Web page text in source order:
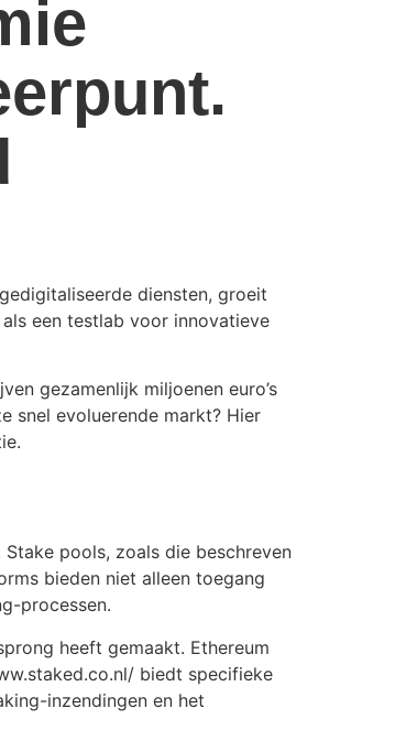
diensten, groeit
een testlab voor innovatieve
gezamenlijk miljoenen euro’s
snel evoluerende markt? Hier
pools, zoals die beschreven
bieden niet alleen toegang
processen.
heeft gemaakt. Ethereum
biedt specifieke
inzendingen en het